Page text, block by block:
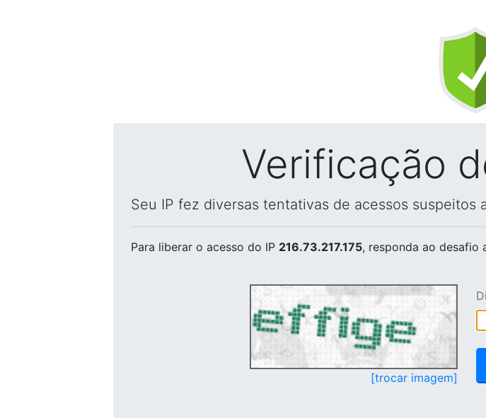
Verificação
Seu IP fez diversas tentativas de acessos suspeitos
Para liberar o acesso do IP 216.73.217.175, responda ao desafio
[trocar imagem]